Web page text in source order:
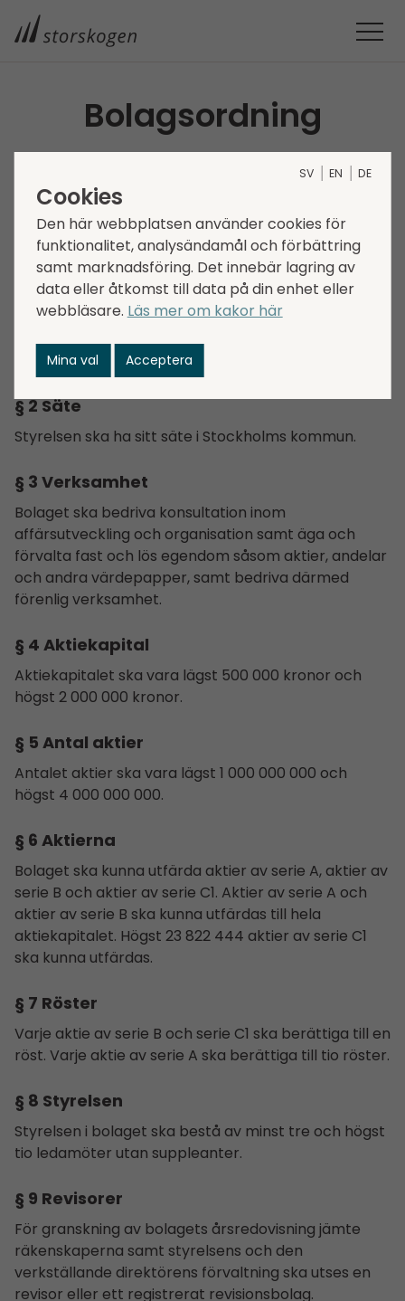
Bolagsordning
Nedanstående bolagsordning
antogs på årsstämman den 6 maj
2026.
Organisationsnummer: 559223-8694
§ 1 Företagsnamn
Bolagets företagsnamn är Storskogen Group AB
(publ).
§ 2 Säte
Styrelsen ska ha sitt säte i Stockholms kommun.
§ 3 Verksamhet
Bolaget ska bedriva konsultation inom
affärsutveckling och organisation samt äga och
förvalta fast och lös egendom såsom aktier, andelar
och andra värdepapper, samt bedriva därmed
förenlig verksamhet.
§ 4 Aktiekapital
Aktiekapitalet ska vara lägst 500 000 kronor och
högst 2 000 000 kronor.
§ 5 Antal aktier
Antalet aktier ska vara lägst 1 000 000 000 och
högst 4 000 000 000.
§ 6 Aktierna
Bolaget ska kunna utfärda aktier av serie A, aktier av
serie B och aktier av serie C1. Aktier av serie A och
aktier av serie B ska kunna utfärdas till hela
aktiekapitalet. Högst 23 822 444 aktier av serie C1
ska kunna utfärdas.
§ 7 Röster
Varje aktie av serie B och serie C1 ska berättiga till en
röst. Varje aktie av serie A ska berättiga till tio röster.
§ 8 Styrelsen
Styrelsen i bolaget ska bestå av minst tre och högst
tio ledamöter utan suppleanter.
§ 9 Revisorer
För granskning av bolagets årsredo­visning jämte
räkenskaperna samt styrelsens och den
verkställande direktörens förvaltning ska utses en
revisor eller ett registrerat revisionsbolag.
SV EN DE
Cookies
Den här webbplatsen använder cookies för
funktionalitet, analysändamål och förbättring
samt marknadsföring. Det innebär lagring av
data eller åtkomst till data på din enhet eller
webbläsare. Läs mer om kakor här
Mina val Acceptera